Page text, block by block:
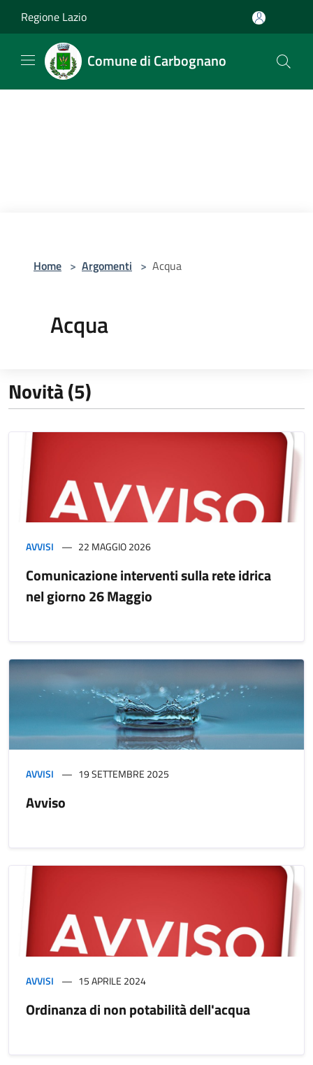
Regione Lazio
Comune di Carbognano
Home > Argomenti > Acqua
Acqua
Novità (5)
AVVISI 22 MAGGIO 2026
Comunicazione interventi sulla rete idrica
nel giorno 26 Maggio
AVVISI 19 SETTEMBRE 2025
Avviso
AVVISI 15 APRILE 2024
Ordinanza di non potabilità dell'acqua